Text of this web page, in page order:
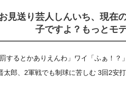
見送り芸人しんいち、現
子ですよ？もっとモ
するとかありえんわ」ワイ「ふぁ！？」
太郎、2軍戦でも制球に苦しむ 3回2